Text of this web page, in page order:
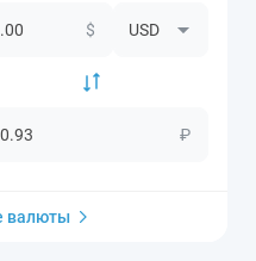
$
₽
валюты